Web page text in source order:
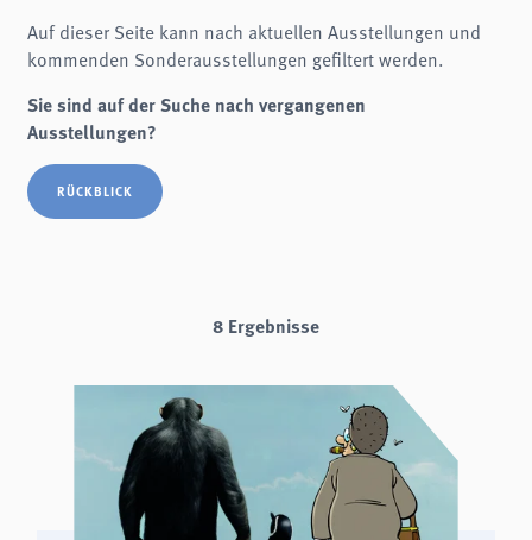
Auf dieser Seite kann nach aktuellen Ausstellungen und
kommenden Sonderausstellungen gefiltert werden.
Sie sind auf der Suche nach vergangenen
Ausstellungen?
RÜCKBLICK
8 Ergebnisse
Einverständnis-Cookie
Name:
Dieser Cookie speichert die ausgewählten Einverständnis-Optionen des Benutzers
verbessern. Es werden keine Cookies gespeichert.